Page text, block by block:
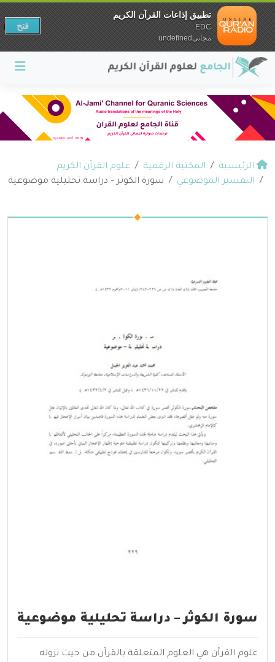
الرئيسية المكتبة الرقمية
علوم القرآن الكريم
التفسير الموضوعي
سورة الكوثر – دراسة تحليلية موضوعية
سورة الكوثر – دراسة تحليلية موضوعية
علوم القرآن هي العلوم المتعلقة بالقرآن من حيث نزوله
تطبيق إذاعات القرآن الكريم
EDC
مجانيundefined
فتح